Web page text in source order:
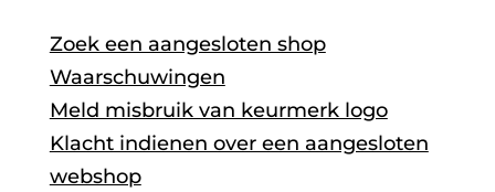
Zoek een aangesloten shop
Waarschuwingen
Meld misbruik van keurmerk logo
Klacht indienen over een aangesloten
webshop